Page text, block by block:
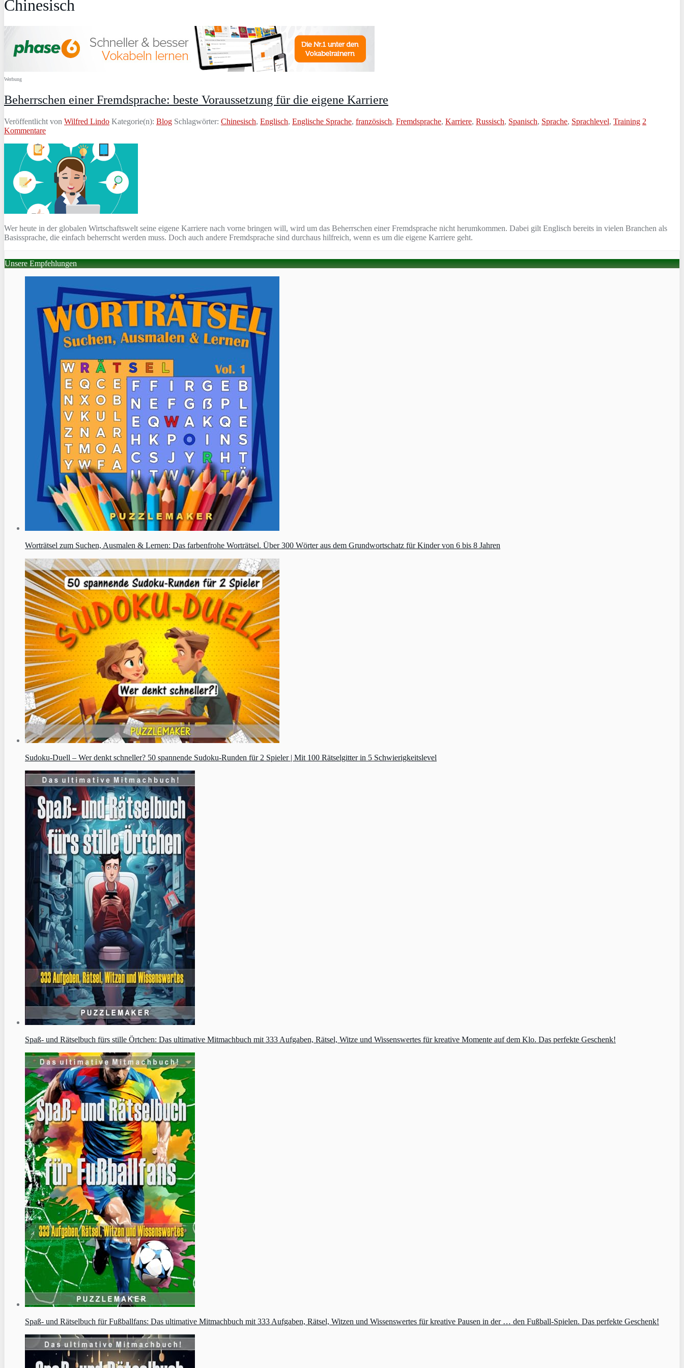
Chinesisch
Werbung
Beherrschen einer Fremdsprache: beste Voraussetzung für die eigene Karriere
Veröffentlicht von Wilfred Lindo Kategorie(n): Blog Schlagwörter: Chinesisch, Englisch, Englische Sprache, französisch, Fremdsprache, Karriere, Russisch, Spanisch, Sprache, Sprachlevel, Training 2
Kommentare
Wer heute in der globalen Wirtschaftswelt seine eigene Karriere nach vorne bringen will, wird um das Beherrschen einer Fremdsprache nicht herumkommen. Dabei gilt Englisch bereits in vielen Branchen als
Basissprache, die einfach beherrscht werden muss. Doch auch andere Fremdsprache sind durchaus hilfreich, wenn es um die eigene Karriere geht.
Unsere Empfehlungen
Worträtsel zum Suchen, Ausmalen & Lernen: Das farbenfrohe Worträtsel. Über 300 Wörter aus dem Grundwortschatz für Kinder von 6 bis 8 Jahren
Sudoku‑Duell – Wer denkt schneller? 50 spannende Sudoku-Runden für 2 Spieler | Mit 100 Rätselgitter in 5 Schwierigkeitslevel
Spaß- und Rätselbuch fürs stille Örtchen: Das ultimative Mitmachbuch mit 333 Aufgaben, Rätsel, Witze und Wissenswertes für kreative Momente auf dem Klo. Das perfekte Geschenk!
Spaß- und Rätselbuch für Fußballfans: Das ultimative Mitmachbuch mit 333 Aufgaben, Rätsel, Witzen und Wissenswertes für kreative Pausen in der … den Fußball-Spielen. Das perfekte Geschenk!